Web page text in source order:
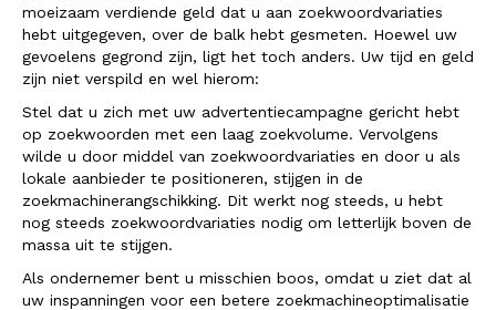
moeizaam verdiende geld dat u aan zoekwoordvariaties
hebt uitgegeven, over de balk hebt gesmeten. Hoewel uw
gevoelens gegrond zijn, ligt het toch anders. Uw tijd en geld
zijn niet verspild en wel hierom:
Stel dat u zich met uw advertentiecampagne gericht hebt
op zoekwoorden met een laag zoekvolume. Vervolgens
wilde u door middel van zoekwoordvariaties en door u als
lokale aanbieder te positioneren, stijgen in de
zoekmachinerangschikking. Dit werkt nog steeds, u hebt
nog steeds zoekwoordvariaties nodig om letterlijk boven de
massa uit te stijgen.
Als ondernemer bent u misschien boos, omdat u ziet dat al
uw inspanningen voor een betere zoekmachineoptimalisatie